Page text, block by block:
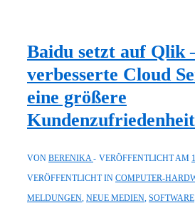
von
Qlik
zeigt
das
Potential
von
Datenanalyse
Baidu setzt auf Qlik
verbesserte Cloud
eine größere
Kundenzufriedenheit
VON BERENIKA VERÖFFENTLICHT AM
VERÖFFENTLICHT IN COMPUTER-
MELDUNGEN NEUE MEDIEN SOFTWARE